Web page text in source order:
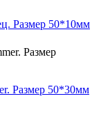
Размер 50*10мм
Размер 50*30мм